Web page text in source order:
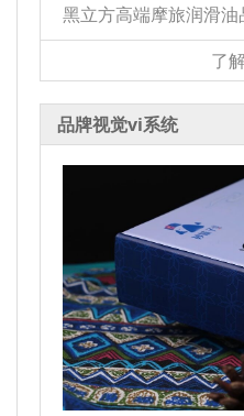
黑立方高端摩旅润滑油
了
品牌视觉vi系统